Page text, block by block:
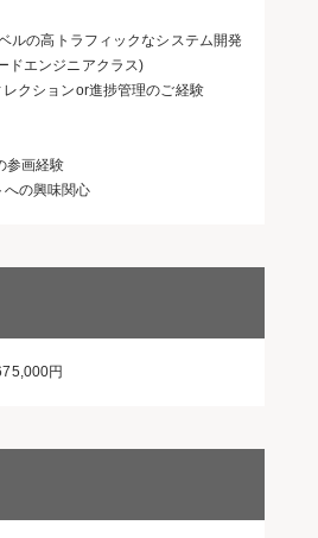
ルの高トラフィックなシステム開発
ドエンジニアクラス)
レクションor進捗管理のご経験
参画経験
への興味関心
円